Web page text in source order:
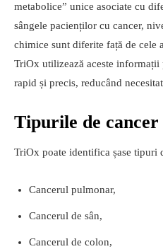
metabolice” unice asociate cu
sângele pacienților cu cancer,
chimice sunt diferite față de cele
TriOx utilizează aceste
rapid și precis, reducând
Tipurile de cancer
TriOx poate identifica șase tipuri
Cancerul pulmonar,
Cancerul de sân,
Cancerul de colon,